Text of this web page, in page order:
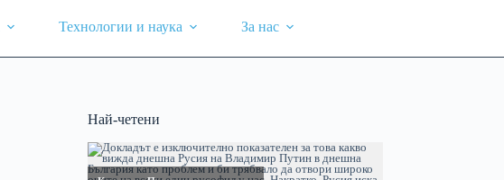
Технологии и наука За нас
Най-четени